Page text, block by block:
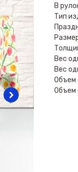
В
Тип
Вес
Вес
Объем
Объем